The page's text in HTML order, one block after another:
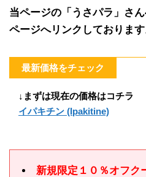
当ページの「うさパラ」さ
ページへリンクしております
最新価格をチェック
↓まずは現在の価格はコチラ
イパキチン (Ipakitine)
新規限定１０％オフク